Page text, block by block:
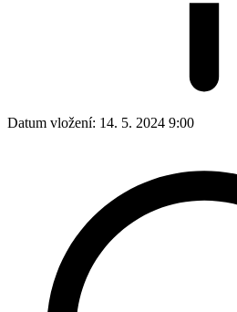
Datum vložení: 14. 5. 2024 9:00